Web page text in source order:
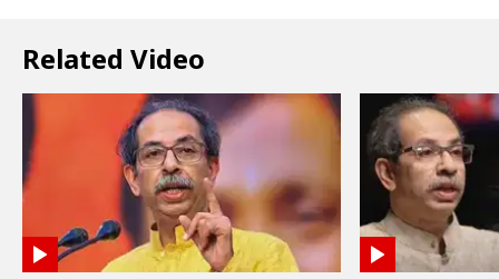
Related Video